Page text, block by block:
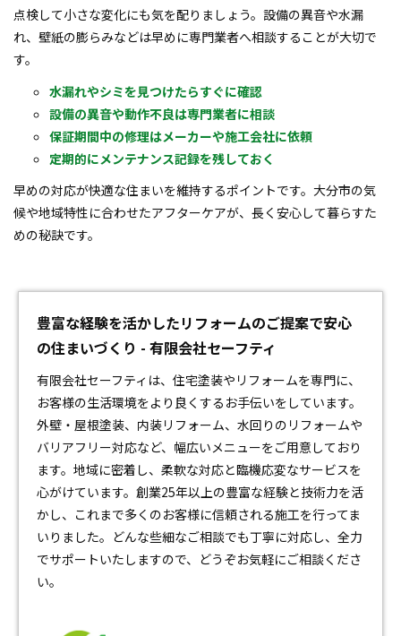
点検して小さな変化にも気を配りましょう。設備の異音や水漏
れ、壁紙の膨らみなどは早めに専門業者へ相談することが大切で
す。
水漏れやシミを見つけたらすぐに確認
設備の異音や動作不良は専門業者に相談
保証期間中の修理はメーカーや施工会社に依頼
定期的にメンテナンス記録を残しておく
早めの対応が快適な住まいを維持するポイントです。大分市の気
候や地域特性に合わせたアフターケアが、長く安心して暮らすた
めの秘訣です。
豊富な経験を活かしたリフォームのご提案で安心
の住まいづくり - 有限会社セーフティ
有限会社セーフティは、住宅塗装や リフォームを専門に、
お客様の生活環境をより良くするお手伝いをしています。
外壁・屋根塗装、内装リフォーム、水回りのリフォームや
バリアフリー対応など、幅広いメニューをご用意しており
ます。地域に密着し、柔軟な対応と臨機応変なサービスを
心がけています。創業25年以上の豊富な経験と技術力を活
かし、これまで多くのお客様に信頼される施工を行ってま
いりました。どんな些細なご相談でも丁寧に対応し、全力
でサポートいたしますので、どうぞお気軽にご相談くださ
い。